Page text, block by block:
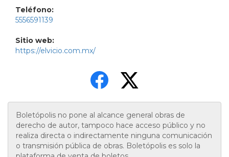
Teléfono:
5556591139
Sitio web:
https://elvicio.com.mx/
Boletópolis no pone al alcance general obras de
derecho de autor, tampoco hace acceso público y no
realiza directa o indirectamente ninguna comunicación
o transmisión pública de obras. Boletópolis es solo la